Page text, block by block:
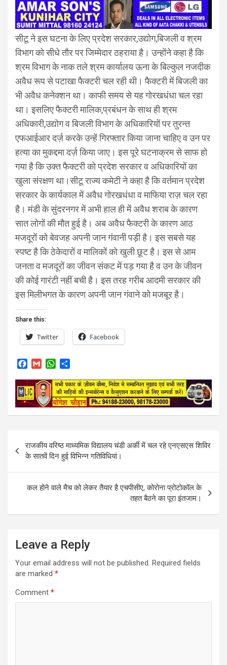
सीटू ने इस घटना के लिए प्रदेश सरकार,उद्योग,बिजली व श्रम
विभाग को सीधे तौर पर जिम्मेदार ठहराया है। उन्होंने कहा है कि
श्रम विभाग के नाक तले श्रम कार्यालय ऊना के बिल्कुल नजदीक
अवैध रूप से पटाखा फैक्टरी चल रही थी। फैक्टरी में बिजली का
भी अवैध कनेक्शन था। काफी समय से यह गोरखधंधा चल रहा
था। इसलिए फैक्टरी मालिक,प्रबंधन के साथ ही श्रम
अधिकारी,उद्योग व बिजली विभाग के अधिकारियों पर तुरन्त
एफआईआर दर्ज़ करके उन्हें गिरफ्तार किया जाना चाहिए व उन पर
हत्या का मुकद्दमा दर्ज़ किया जाए। इस पूरे घटनाक्रम से साफ हो
गया है कि उक्त फैक्टरी को प्रदेश सरकार व अधिकारियों का
खुला संरक्षण था।सीटू राज्य कमेटी ने कहा है कि वर्तमान प्रदेश
सरकार के कार्यकाल में अवैध गोरखधंधा व माफिया राज़ चल रहा
है। मंडी के सुंदरनगर में अभी हाल ही में अवैध शराब के कारण
सात लोगों की मौत हुई है। अब अवैध फैक्टरी के कारण आठ
मजदूरों को बेवजह अपनी जान गंवानी पड़ी है। इस सबसे यह
स्पष्ट है कि ठेकेदारों व मालिकों को खुली छूट है। इस से आम
जनता व मजदूरों का जीवन संकट में पड़ गया है व उन के जीवन
की कोई गारंटी नहीं बची है। इस तरह गरीब आदमी सरकार की
इस मिलीभगत के कारण अपनी जान गंवाने को मजबूर है।
Share this:
Twitter Facebook
c
e
b
o
a
i
l
W
a
t
s
A
a
r
e
navigation
राजकीय वरिष्ठ माध्यमिक विद्यालय चंडी अर्की में चल रहे एनएसएस शिविर
के सातवें दिन हुई विभिन्न गतिविधियां।
कल होने वाले मैच को लेकर तैयार है एचपीसीए, कोरोना प्रोटोकॉल के
तहत बैठने का पूरा इंतजाम।
Leave a Reply
Your email address will not be published. Required fields
are marked *
Comment *